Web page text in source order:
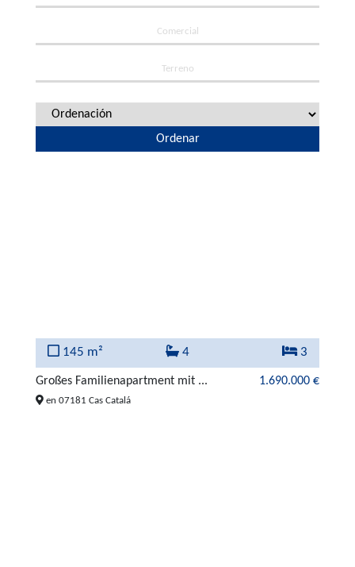
Comercial
Terreno
145 m² 4 3
Großes Familienapartment mit ... 1.690.000 €
en 07181 Cas Catalá